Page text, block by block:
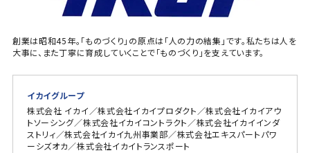
創業は昭和45年。「ものづくり」の原点は「人の力の結集」です。私たちは人を
大事に、また丁寧に育成していくことで「ものづくり」を支えています。
イカイグループ
株式会社 イカイ／株式会社イカイプロダクト／株式会社イカイアウ
トソーシング／株式会社イカイコントラクト／株式会社イカイインダ
ストリィ／株式会社イカイ九州事業部／株式会社エキスパートパワ
ーシズオカ／株式会社イカイトランスポート